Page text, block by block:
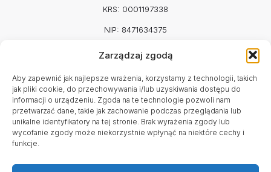
Zarządzaj zgodą
Aby zapewnić jak najlepsze wrażenia, korzystamy z technologii, takich
jak pliki cookie, do przechowywania i/lub uzyskiwania dostępu do
informacji o urządzeniu. Zgoda na te technologie pozwoli nam
przetwarzać dane, takie jak zachowanie podczas przeglądania lub
unikalne identyfikatory na tej stronie. Brak wyrażenia zgody lub
wycofanie zgody może niekorzystnie wpłynąć na niektóre cechy i
funkcje.
KRS: 0001197338
NIP: 8471634375
REGON: 542917115
Facebook
Mail
Godziny pracy
9:00 - 16:00